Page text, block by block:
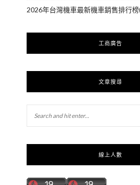
2026年台灣機車最新機車銷售排行
工商廣告
文章搜尋
線上人數